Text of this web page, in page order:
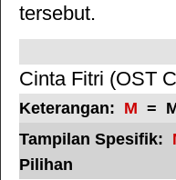
tersebut.
Cinta Fitri (OST
Keterangan: M =
Tampilan Spesifik:
Pilihan